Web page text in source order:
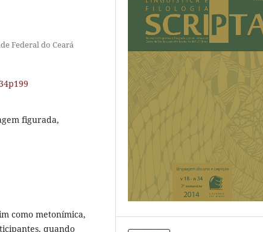
Federal do Ceará
figurada,
como metonímica,
quando